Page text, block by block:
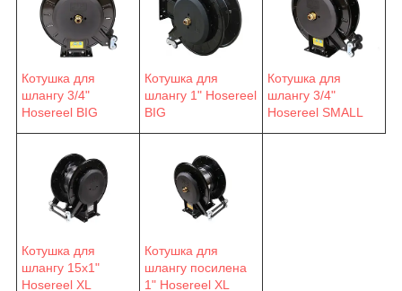
Котушка для
шлангу 3/4"
Hosereel BIG
Котушка для
шлангу 1" Hosereel
BIG
Котушка для
шлангу 3/4"
Hosereel SMALL
Котушка для
шлангу 15х1"
Hosereel XL
Котушка для
шлангу посилена
1" Hosereel XL